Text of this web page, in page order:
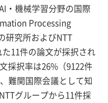
・機械学習分野の国際
Processing
研究所およびNTT
11件の論文が採択され
採択率は26%（9122件
難関国際会議として知
グループから11件採